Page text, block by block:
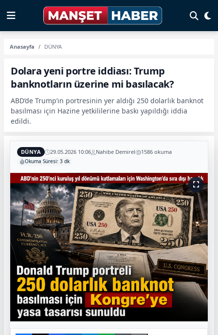
Anasayfa DÜNYA
Dolara yeni portre iddiası: Trump
banknotların üzerine mi basılacak?
ABD’de Trump’ın portresinin yer aldığı 250 dolarlık banknot
basılması için Hazine yetkililerine baskı yapıldığı iddia
edildi.
DÜNYA 29.05.2026 10:06 Nahibe Demirel 1586 okuma
Okuma Süresi: 3 dk